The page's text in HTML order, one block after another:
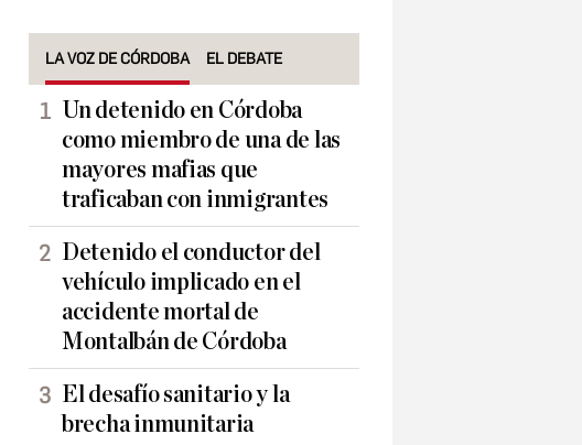
LA VOZ DE CÓRDOBA EL DEBATE
Un detenido en Córdoba
como miembro de una de las
mayores mafias que
traficaban con inmigrantes
Detenido el conductor del
vehículo implicado en el
accidente mortal de
Montalbán de Córdoba
El desafío sanitario y la
brecha inmunitaria